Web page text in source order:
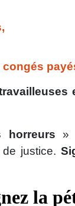
congés
horreurs »
justice.
la